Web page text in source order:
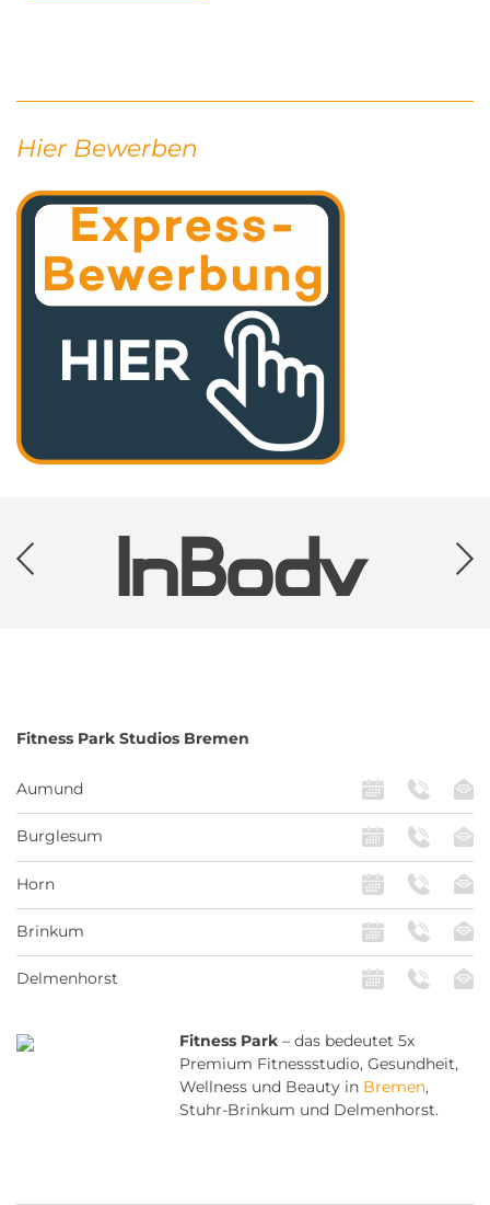
Hier Bewerben
Fitness Park Studios Bremen
Aumund
Burglesum
Horn
Brinkum
Delmenhorst
Fitness Park – das bedeutet 5x
Premium Fitnessstudio, Gesundheit,
Wellness und Beauty in Bremen,
Stuhr-Brinkum und Delmenhorst.